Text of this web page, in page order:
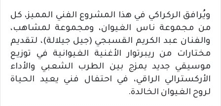
ويُرافق الركراكي في هذا المشروع الفني المميز، كل
من مجموعة ناس الغيوان، ومجموعة لمشاهب،
والفنان عبد الكريم القسبجي (جيل جيلالة)، لتقديم
مختارات من ريبرتوار الأغنية الغيوانية في توزيع
موسيقي جديد يمزج بين الطرب الشعبي والأداء
الأركسترالي الراقي، في احتفال فني يعيد الحياة
لروح الغيوان الخالدة.